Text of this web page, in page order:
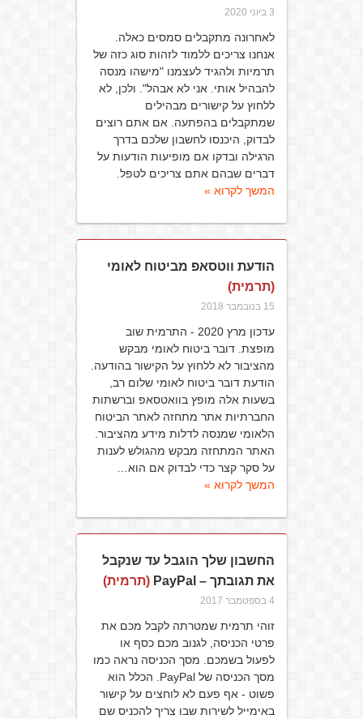
3 ביוני 2020
לאחרונה מתקבלים סמסים כאלה.
אנחנו צריכים ללמוד לזהות סוג כזה של
תרמיות ולהגיד לעצמנו "מישהו מנסה
להבהיל אותי. אני לא אבהל". ולכן, לא
ללחוץ על קישורים מבהילים
שמתקבלים בהפתעה. אם אתם רוצים
לבדוק, היכנסו לחשבון שלכם בדרך
הרגילה ובדקו אם מופיעות הודעות על
דברים שבהם אתם צריכים לטפל.
המשך לקרוא »
הודעת ווטסאפ מביטוח לאומי
(תרמית)
15 בנובמבר 2018
עדכון מרץ 2020 - התרמית שוב
מופצת. דובר ביטוח לאומי מבקש
מהציבור לא ללחוץ על הקישור בהודעה.
הודעת דובר ביטוח לאומי שלום רב,
בשעות אלה מופץ בוואטסאפ וברשתות
החברתיות אתר מתחזה לאתר הביטוח
הלאומי שמנסה לדלות מידע מהציבור.
האתר המתחזה מבקש מהגולש לענות
על סקר קצר כדי לבדוק אם הוא…
המשך לקרוא »
החשבון שלך הוגבל עד שנקבל
את תגובתך – PayPal
(תרמית)
4 בספטמבר 2017
זוהי תרמית שמטרתה לקבל מכם את
פרטי הכניסה, לגנוב מכם כסף או
לפעול בשמכם. מסך הכניסה נראה כמו
מסך הכניסה של PayPal. הכלל הוא
פשוט - אף פעם לא לוחצים על קישור
באימייל לשירות שבו צריך להכניס שם